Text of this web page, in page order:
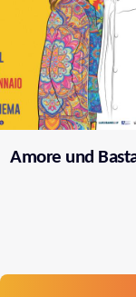
Amore und